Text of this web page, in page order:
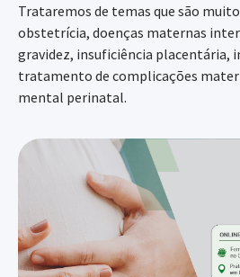
Trataremos de temas que são
obstetrícia, doenças maternas
gravidez, insuficiência placentária,
tratamento de complicações
mental perinatal.